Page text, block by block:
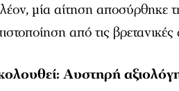
μία αίτηση αποσύρθηκε
από τις βρετανικές
Αυστηρή